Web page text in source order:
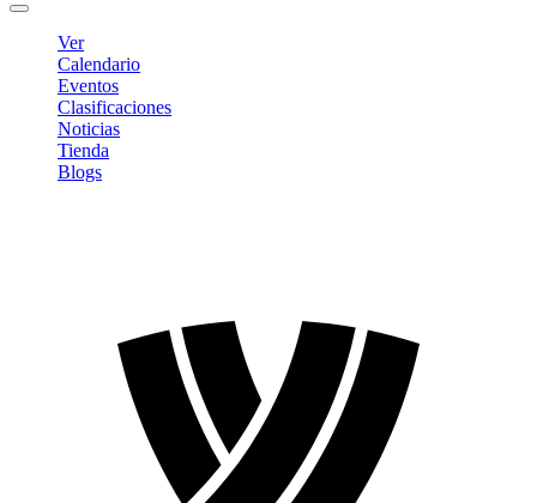
Ver
Calendario
Eventos
Clasificaciones
Noticias
Tienda
Blogs